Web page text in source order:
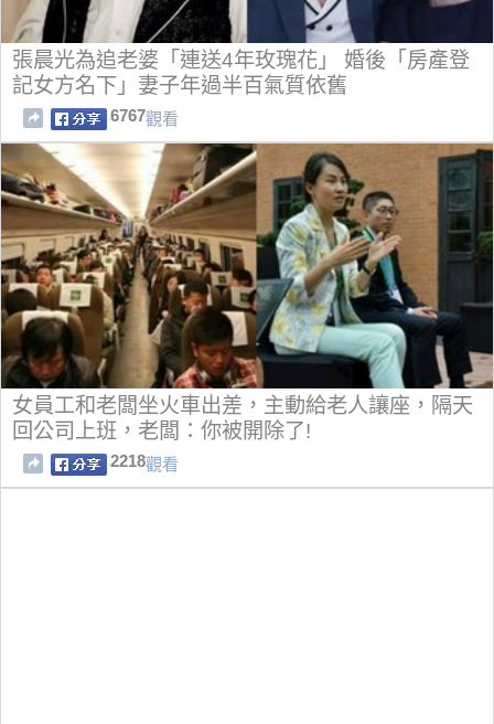
張晨光為追老婆「連送4年玫瑰花」 婚後「房產登
記女方名下」妻子年過半百氣質依舊
6767觀看
女員工和老闆坐火車出差，主動給老人讓座，隔天
回公司上班，老闆：你被開除了!
2218觀看